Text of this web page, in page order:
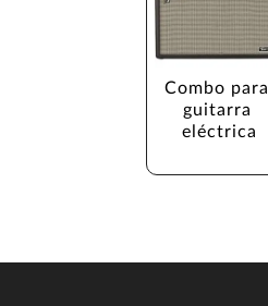
Combo para
guitarra
eléctrica